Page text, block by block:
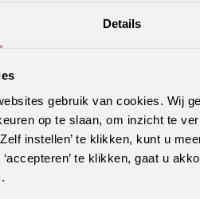
Details
gebruik van cookies. Wij
op te slaan, om inzicht te
instellen’ te klikken, kunt u
te klikken, gaat u
.